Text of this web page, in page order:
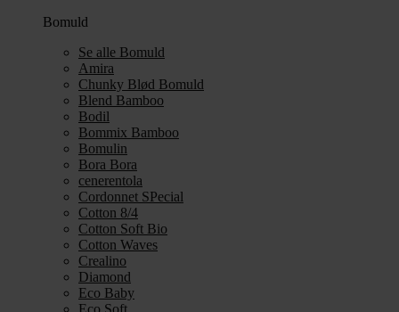
Bomuld
Se alle Bomuld
Amira
Chunky Blød Bomuld
Blend Bamboo
Bodil
Bommix Bamboo
Bomulin
Bora Bora
cenerentola
Cordonnet SPecial
Cotton 8/4
Cotton Soft Bio
Cotton Waves
Crealino
Diamond
Eco Baby
Eco Soft